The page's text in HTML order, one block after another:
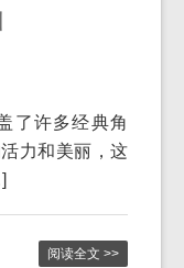
了许多经典角
力和美丽，这
阅读全文 >>